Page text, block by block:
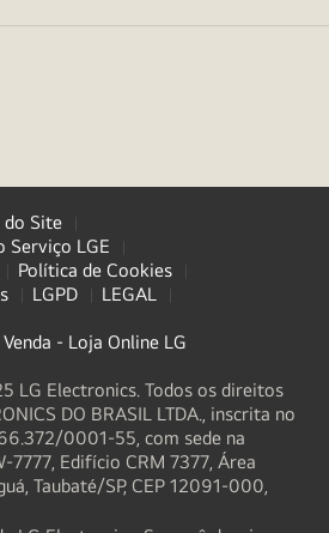
do Site
Serviço LGE
Política de Cookies
LGPD
LEGAL
- Loja Online LG
LG Electronics. Todos os direitos
DO BRASIL LTDA., inscrita no
0001-55, com sede na
7777, Edifício CRM 7377, Área
Taubaté/SP, CEP 12091-000,